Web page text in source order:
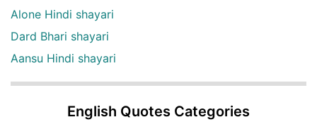
Alone Hindi shayari
Dard Bhari shayari
Aansu Hindi shayari
English Quotes Categories